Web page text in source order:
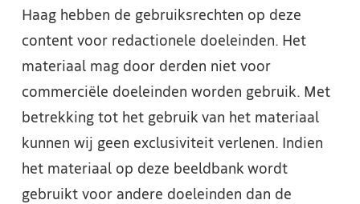
Haag hebben de gebruiksrechten op deze
content voor redactionele doeleinden. Het
materiaal mag door derden niet voor
commerciële doeleinden worden gebruik. Met
betrekking tot het gebruik van het materiaal
kunnen wij geen exclusiviteit verlenen. Indien
het materiaal op deze beeldbank wordt
gebruikt voor andere doeleinden dan de